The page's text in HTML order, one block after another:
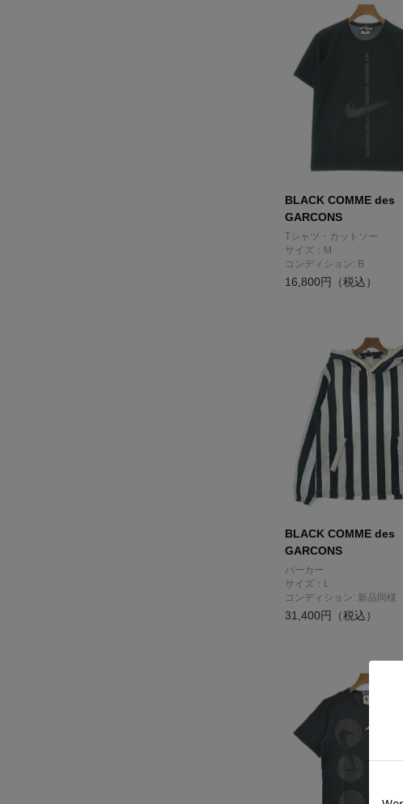
BLACK COMME des
GARCONS
Tシャツ・カットソー
サイズ：M
コンディション: B
16,800円（税込）
BLACK COMME des
GARCONS
パーカー
サイズ：L
コンディション: 新品同様
31,400円（税込）